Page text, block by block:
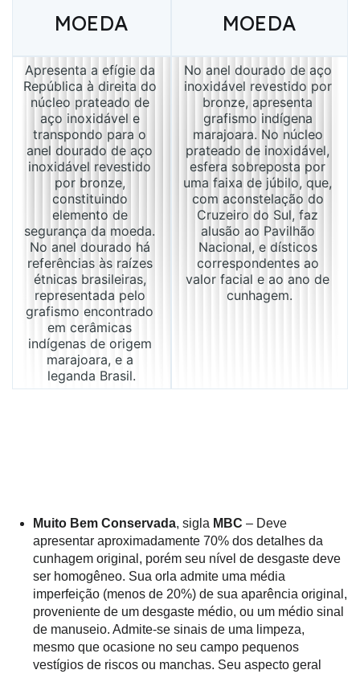
MOEDA
MOEDA
Apresenta a efígie da
República à direita do
núcleo prateado de
aço inoxidável e
transpondo para o
anel dourado de aço
inoxidável revestido
por bronze,
constituindo
elemento de
segurança da moeda.
No anel dourado há
referências às raízes
étnicas brasileiras,
representada pelo
grafismo encontrado
em cerâmicas
indígenas de origem
marajoara, e a
leganda Brasil.
No anel dourado de aço
inoxidável revestido por
bronze, apresenta
grafismo indígena
marajoara. No núcleo
prateado de inoxidável,
esfera sobreposta por
uma faixa de júbilo, que,
com aconstelação do
Cruzeiro do Sul, faz
alusão ao Pavilhão
Nacional, e dísticos
correspondentes ao
valor facial e ao ano de
cunhagem.
Muito Bem Conservada, sigla MBC – Deve
apresentar aproximadamente 70% dos detalhes da
cunhagem original, porém seu nível de desgaste deve
ser homogêneo. Sua orla admite uma média
imperfeição (menos de 20%) de sua aparência original,
proveniente de um desgaste médio, ou um médio sinal
de manuseio. Admite-se sinais de uma limpeza,
mesmo que ocasione no seu campo pequenos
vestígios de riscos ou manchas. Seu aspecto geral